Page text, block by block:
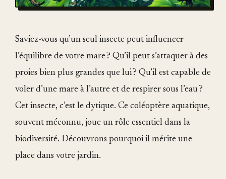
Saviez-vous qu’un seul insecte peut influencer
l’équilibre de votre mare ? Qu’il peut s’attaquer à des
proies bien plus grandes que lui ? Qu’il est capable de
voler d’une mare à l’autre et de respirer sous l’eau ?
Cet insecte, c’est le dytique. Ce coléoptère aquatique,
souvent méconnu, joue un rôle essentiel dans la
biodiversité. Découvrons pourquoi il mérite une
place dans votre jardin.